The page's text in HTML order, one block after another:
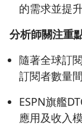
的需求並提
分析師關注重
隨著全球訂
訂閱者數量
ESPN旗艦
應用及收入